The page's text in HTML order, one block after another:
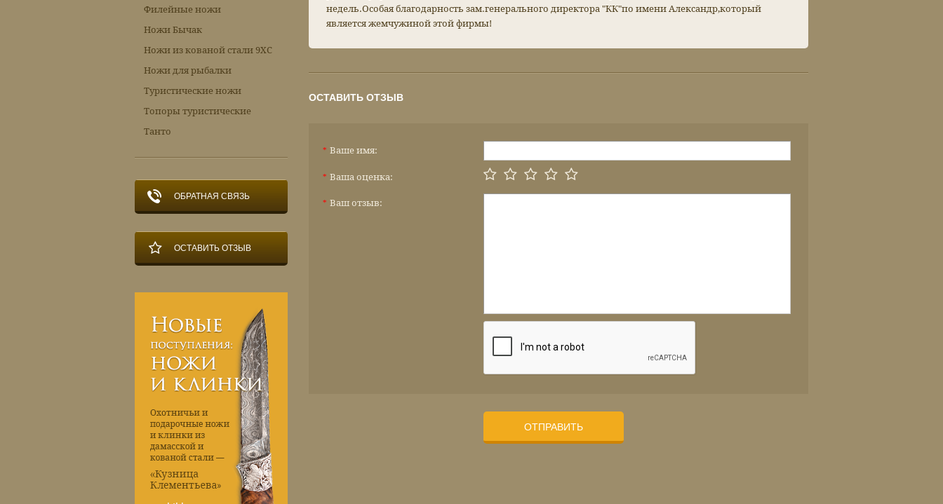
недель.Особая благодарность зам.генерального директора "КК"по имени Александр,который
является жемчужиной этой фирмы!
ОСТАВИТЬ ОТЗЫВ
Ваше имя:
*
Ваша оценка:
*
Ваш отзыв:
*
ОТПРАВИТЬ
Филейные ножи
Ножи Бычак
Ножи из кованой стали 9ХС
Ножи для рыбалки
Туристические ножи
Топоры туристические
Танто
ОБРАТНАЯ СВЯЗЬ
ОСТАВИТЬ ОТЗЫВ